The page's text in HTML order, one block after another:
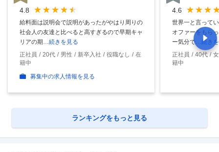
4.8
給料面は説明会で説明があったがやはり周りの
社会人の友達と比べると高すぎるので早期キャ
リアの期…続きを見る
正社員
20代 男性 新卒入社 役職なし
在
籍中
募集中の求人情報を見る
4.6
世界一と言って
オファーをもら
ー気分で…続き
正社員
40代
籍中
ランキングをもっと見る